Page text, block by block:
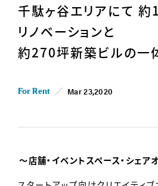
千駄ヶ谷エリアにて
リノベーションと
約270坪新築ビルの一
For Rent Mar 23,2020
～店舗・イベントスペース・シェ
Business
For Owner
Works
Cases